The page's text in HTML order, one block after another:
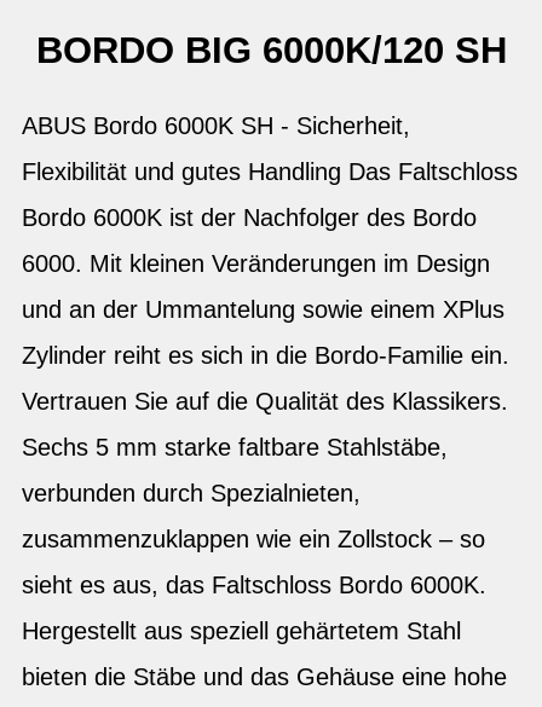
BORDO BIG 6000K/120 SH
ABUS Bordo 6000K SH - Sicherheit,
Flexibilität und gutes Handling Das Faltschloss
Bordo 6000K ist der Nachfolger des Bordo
6000. Mit kleinen Veränderungen im Design
und an der Ummantelung sowie einem XPlus
Zylinder reiht es sich in die Bordo-Familie ein.
Vertrauen Sie auf die Qualität des Klassikers.
Sechs 5 mm starke faltbare Stahlstäbe,
verbunden durch Spezialnieten,
zusammenzuklappen wie ein Zollstock – so
sieht es aus, das Faltschloss Bordo 6000K.
Hergestellt aus speziell gehärtetem Stahl
bieten die Stäbe und das Gehäuse eine hohe